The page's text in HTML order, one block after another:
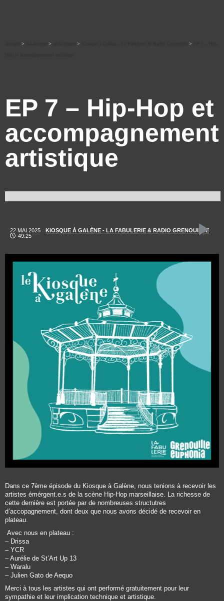
> > > >
EP 7 – Hip-Hop et
accompagnement
artistique
22 MAI 2025
KIOSQUE À GALÈNE - LA FABULERIE & RADIO GRENOUILLE
49:25
Dans ce 7ème épisode du Kiosque à Galène, nous tenions à recevoir les
artistes émérgent.e.s de la scène Hip-Hop marseillaise. La richesse de
cette dernière est portée par de nombreuses structutres
d’accopagnement, dont deux que nous avons décidé de recevoir en
plateau.
Avec nous en plateau :
– Drissa
– YCR
– Aurélie de St’Art Up 13
– Waralu
– Julien Gato de Aequo
Merci à tous les artistes qui ont performé gratuitement pour leur
sympathie et leur implication technique et artistique.